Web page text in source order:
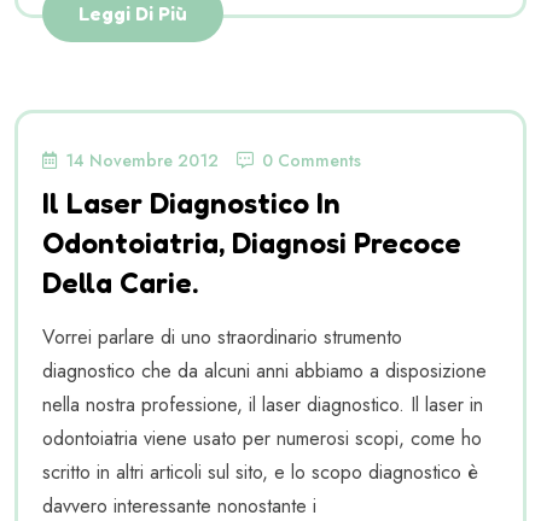
Leggi Di Più
14 Novembre 2012 0 Comments
Il Laser Diagnostico In
Odontoiatria, Diagnosi Precoce
Della Carie.
Vorrei parlare di uno straordinario strumento
diagnostico che da alcuni anni abbiamo a disposizione
nella nostra professione, il laser diagnostico. Il laser in
odontoiatria viene usato per numerosi scopi, come ho
scritto in altri articoli sul sito, e lo scopo diagnostico è
davvero interessante nonostante i